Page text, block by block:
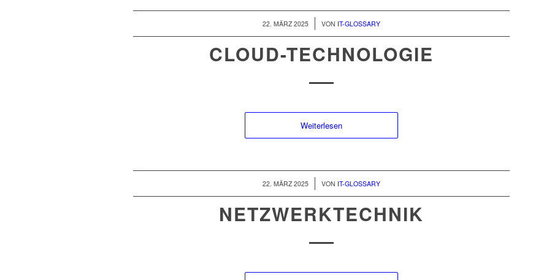
22. MÄRZ 2025
/ VON IT-GLOSSARY
CLOUD-TECHNOLOGIE
Weiterlesen
22. MÄRZ 2025
/ VON IT-GLOSSARY
NETZWERKTECHNIK